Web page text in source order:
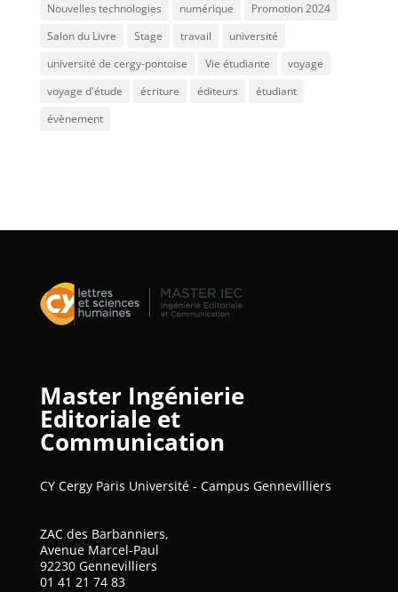
Nouvelles technologies
numérique
Promotion 2024
Salon du Livre
Stage travail
université
université de cergy-pontoise
Vie étudiante
voyage
voyage d'étude
écriture éditeurs
étudiant
évènement
Master Ingénierie
Editoriale et
Communication
CY Cergy Paris Université - Campus Gennevilliers
ZAC des Barbanniers,
Avenue Marcel-Paul
92230 Gennevilliers
01 41 21 74 83